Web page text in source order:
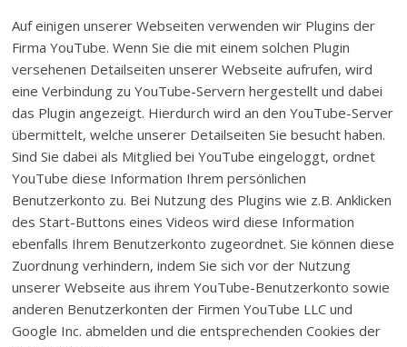
Auf einigen unserer Webseiten verwenden wir Plugins der
Firma YouTube. Wenn Sie die mit einem solchen Plugin
versehenen Detailseiten unserer Webseite aufrufen, wird
eine Verbindung zu YouTube-Servern hergestellt und dabei
das Plugin angezeigt. Hierdurch wird an den YouTube-Server
übermittelt, welche unserer Detailseiten Sie besucht haben.
Sind Sie dabei als Mitglied bei YouTube eingeloggt, ordnet
YouTube diese Information Ihrem persönlichen
Benutzerkonto zu. Bei Nutzung des Plugins wie z.B. Anklicken
des Start-Buttons eines Videos wird diese Information
ebenfalls Ihrem Benutzerkonto zugeordnet. Sie können diese
Zuordnung verhindern, indem Sie sich vor der Nutzung
unserer Webseite aus ihrem YouTube-Benutzerkonto sowie
anderen Benutzerkonten der Firmen YouTube LLC und
Google Inc. abmelden und die entsprechenden Cookies der